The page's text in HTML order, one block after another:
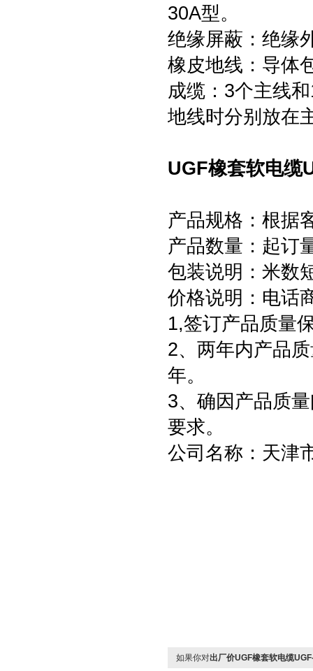
30A型。
绝缘屏蔽：绝缘
橡皮地线：导体
成缆：3个主线
地线时分别放在
UGF橡套软电缆
产品规格：根据
产品数量：起订
包装说明：米数
价格说明：电话
1,签订产品质量
2、两年内产品
年。
3、确因产品质
要求。
公司名称：天津
如果你对出厂价UGF橡套软电缆